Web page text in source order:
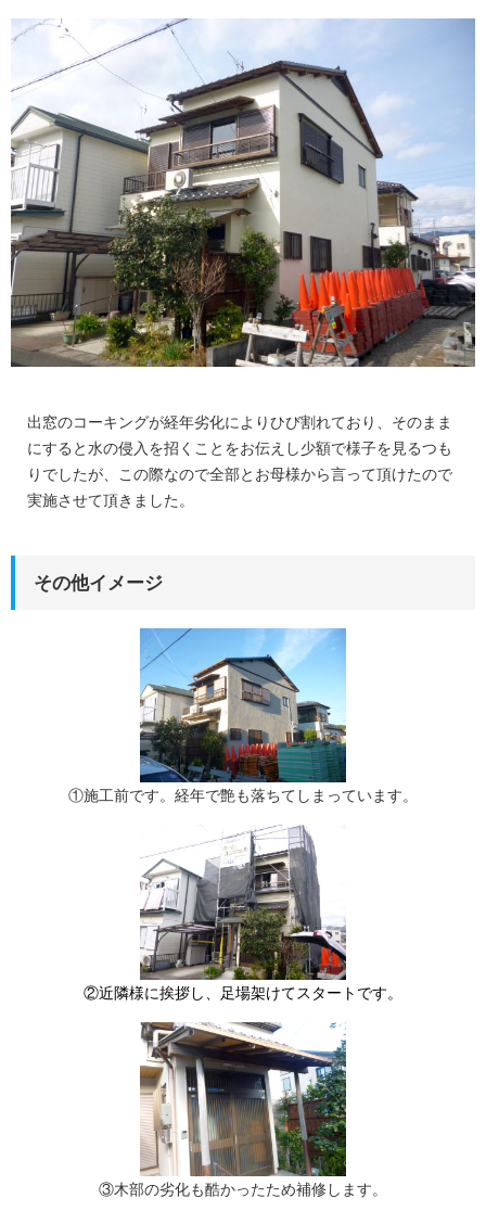
お車の買取下取
カー・コンシェルのお約束
保険のこと
タナカの知恵袋
お問い合わせ
プライバシーポリシー
タナカのカード"tanaca"
出窓のコーキングが経年劣化によりひび割れており、そのまま
にすると水の侵入を招くことをお伝えし少額で様子を見るつも
りでしたが、この際なので全部とお母様から言って頂けたので
実施させて頂きました。
その他イメージ
①施工前です。経年で艶も落ちてしまっています。
②近隣様に挨拶し、足場架けてスタートです。
③木部の劣化も酷かったため補修します。